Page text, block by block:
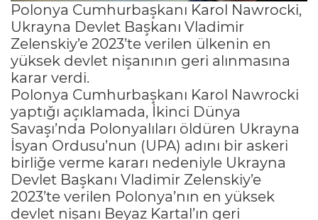
Polonya Cumhurbaşkanı Karol Nawrocki,
Ukrayna Devlet Başkanı Vladimir
Zelenskiy’e 2023’te verilen ülkenin en
yüksek devlet nişanının geri alınmasına
karar verdi.
Polonya Cumhurbaşkanı Karol Nawrocki
yaptığı açıklamada, İkinci Dünya
Savaşı’nda Polonyalıları öldüren Ukrayna
İsyan Ordusu’nun (UPA) adını bir askeri
birliğe verme kararı nedeniyle Ukrayna
Devlet Başkanı Vladimir Zelenskiy’e
2023’te verilen Polonya’nın en yüksek
devlet nişanı Beyaz Kartal’ın geri